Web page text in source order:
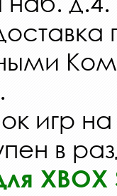
игр на
в
XBOX